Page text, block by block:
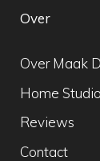
Over
Over Maak
Home Studio
Reviews
Contact